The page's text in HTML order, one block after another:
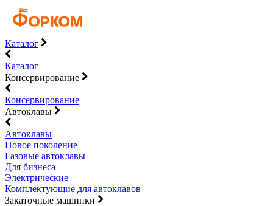
Каталог
Каталог
Консервирование
Консервирование
Автоклавы
Автоклавы
Новое поколение
Газовые автоклавы
Для бизнеса
Электрические
Комплектующие для автоклавов
Закаточные машинки